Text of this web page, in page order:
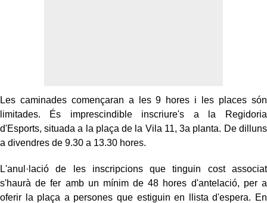
Les caminades començaran a les 9 hores i les places són
limitades. És imprescindible inscriure's a la Regidoria
d'Esports, situada a la plaça de la Vila 11, 3a planta. De dilluns
a divendres de 9.30 a 13.30 hores.
L'anul·lació de les inscripcions que tinguin cost associat
s'haurà de fer amb un mínim de 48 hores d'antelació, per a
oferir la plaça a persones que estiguin en llista d'espera. En